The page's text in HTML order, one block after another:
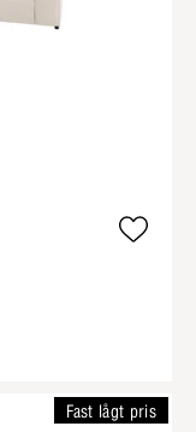
Fast lågt pris